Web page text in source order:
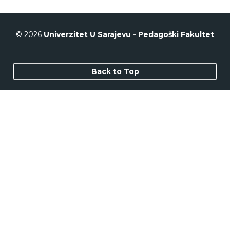
© 2026 Univerzitet U Sarajevu - Pedagoški Fakultet
Back to Top